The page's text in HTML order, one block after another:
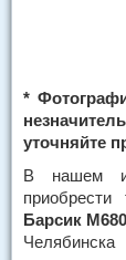
*
уточняйте
В нашем
приобрести
Барсик
Челябинска